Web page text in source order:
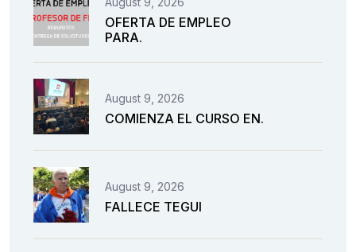
OFERTA DE EMPLEO
PARA.
August 9, 2026
COMIENZA EL CURSO EN.
August 9, 2026
FALLECE TEGUI